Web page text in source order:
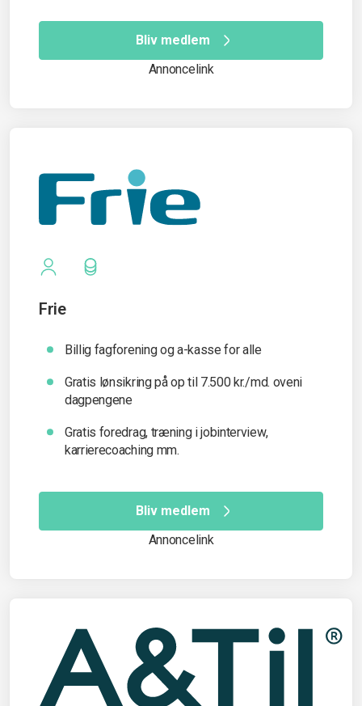
Bliv medlem
Annoncelink
Frie
Billig fagforening og a-kasse for alle
Gratis lønsikring på op til 7.500 kr./md. oveni
dagpengene
Gratis foredrag, træning i jobinterview,
karrierecoaching mm.
Bliv medlem
Annoncelink